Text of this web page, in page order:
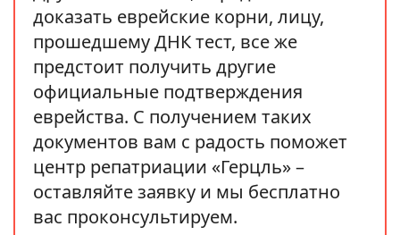
доказать еврейские корни, лицу,
прошедшему ДНК тест, все же
предстоит получить другие
официальные подтверждения
еврейства. С получением таких
документов вам с радость поможет
центр репатриации «Герцль» –
оставляйте заявку и мы бесплатно
вас проконсультируем.